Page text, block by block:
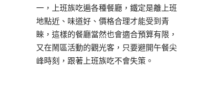
一，上班族吃遍各種餐廳，鐵定是離上班
地點近、味道好、價格合理才能受到青
睞，這樣的餐廳當然也會適合預算有限，
又在鬧區活動的觀光客，只要避開午餐尖
峰時刻，跟著上班族吃不會失策。